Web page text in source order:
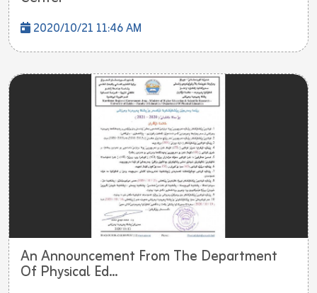
2020/10/21 11:46 AM
An Announcement From The Department
Of Physical Ed...